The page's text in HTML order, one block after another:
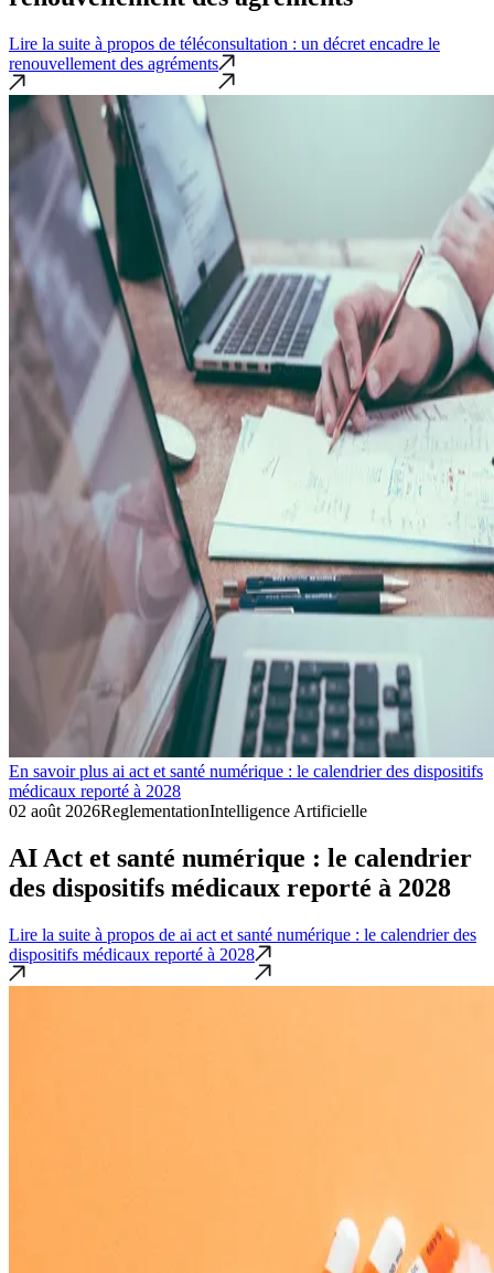
Lire la suite à propos de téléconsultation : un décret encadre le
renouvellement des agréments
En savoir plus ai act et santé numérique : le calendrier des dispositifs
médicaux reporté à 2028
02 août 2026ReglementationIntelligence Artificielle
AI Act et santé numérique : le calendrier
des dispositifs médicaux reporté à 2028
Lire la suite à propos de ai act et santé numérique : le calendrier des
dispositifs médicaux reporté à 2028